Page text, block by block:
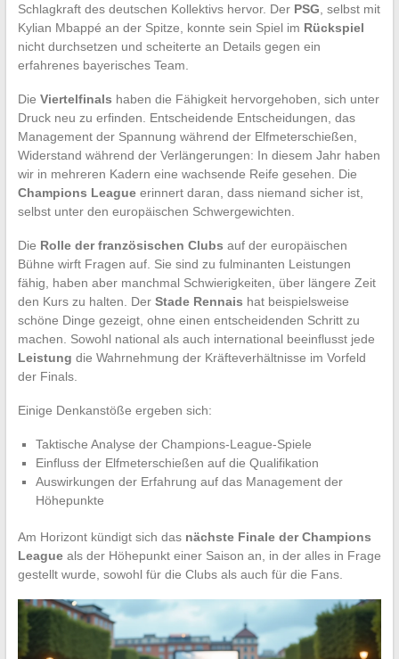
Schlagkraft des deutschen Kollektivs hervor. Der PSG , selbst mit
Kylian Mbappé an der Spitze, konnte sein Spiel im Rückspiel
nicht durchsetzen und scheiterte an Details gegen ein
erfahrenes bayerisches Team.
Die Viertelfinals haben die Fähigkeit hervorgehoben, sich unter
Druck neu zu erfinden. Entscheidende Entscheidungen, das
Management der Spannung während der Elfmeterschießen,
Widerstand während der Verlängerungen: In diesem Jahr haben
wir in mehreren Kadern eine wachsende Reife gesehen. Die
Champions Leagueerinnert daran, dass niemand sicher ist,
selbst unter den europäischen Schwergewichten.
Die Rolle der französischen Clubs auf der europäischen
Bühne wirft Fragen auf. Sie sind zu fulminanten Leistungen
fähig, haben aber manchmal Schwierigkeiten, über längere Zeit
den Kurs zu halten. Der Stade Rennais hat beispielsweise
schöne Dinge gezeigt, ohne einen entscheidenden Schritt zu
machen. Sowohl national als auch international beeinflusst jede
Leistung die Wahrnehmung der Kräfteverhältnisse im Vorfeld
der Finals.
Einige Denkanstöße ergeben sich:
Taktische Analyse der Champions-League-Spiele
Einfluss der Elfmeterschießen auf die Qualifikation
Auswirkungen der Erfahrung auf das Management der
Höhepunkte
Am Horizont kündigt sich das nächste Finale der Champions
Leagueals der Höhepunkt einer Saison an, in der alles in Frage
gestellt wurde, sowohl für die Clubs als auch für die Fans.